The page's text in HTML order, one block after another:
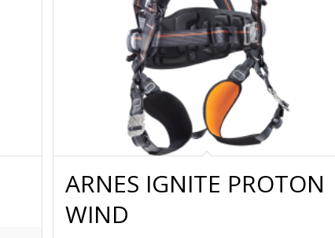
ARNES IGNITE PROTON
WIND